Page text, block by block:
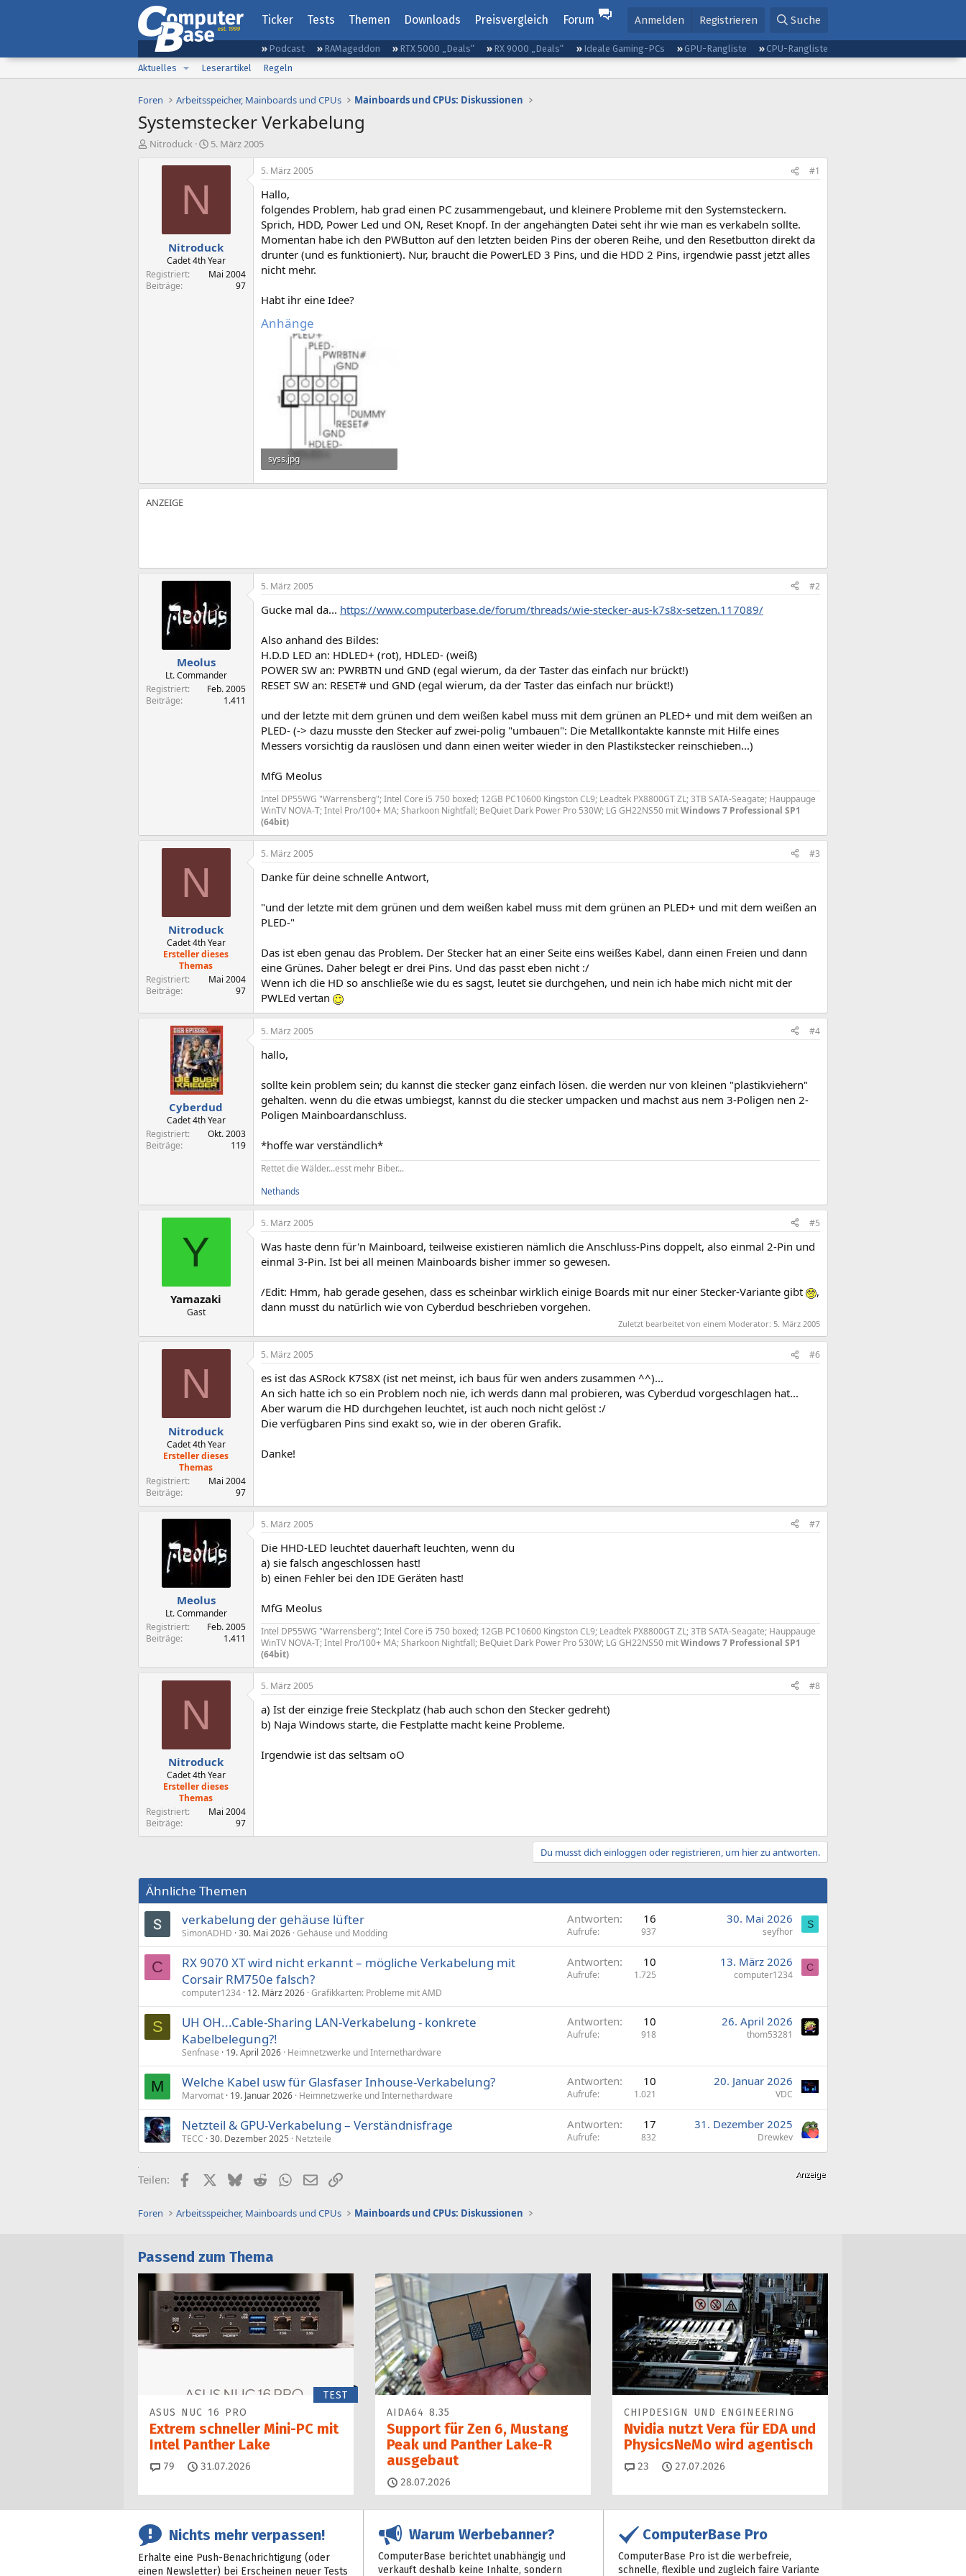
Ticker Tests Themen Downloads Preisvergleich Forum Anmelden Registrieren Suche
Podcast RAMageddon RTX 5000 „Deals“ RX 9000 „Deals“ Ideale Gaming-PCs GPU-Rangliste
CPU-Rangliste
Aktuelles
Leserartikel Regeln
Foren Arbeitsspeicher, Mainboards und CPUs Mainboards und CPUs: Diskussionen
Systemstecker Verkabelung
E
Nitroduck
E
s
t
a
m
5. März 2005
N
Nitroduck
Cadet 4th Year
Registriert
Mai 2004
Beiträge
97
5. März 2005 #1
Hallo,
folgendes Problem, hab grad einen PC zusammengebaut, und kleinere Probleme mit den Systemsteckern.
Sprich, HDD, Power Led und ON, Reset Knopf. In der angehängten Datei seht ihr wie man es verkabeln sollte.
Momentan habe ich den PWButton auf den letzten beiden Pins der oberen Reihe, und den Resetbutton direkt da
drunter (und es funktioniert). Nur, braucht die PowerLED 3 Pins, und die HDD 2 Pins, irgendwie passt jetzt alles
nicht mehr.
Habt ihr eine Idee?
Anhänge
syss.jpg
5,4 KB · Aufrufe: 226
Meolus
Lt. Commander
Registriert
Feb. 2005
Beiträge
1.411
5. März 2005 #2
Gucke mal da... https://www.computerbase.de/forum/threads/wie-stecker-aus-k7s8x-setzen.117089/
Also anhand des Bildes:
H.D.D LED an: HDLED+ (rot), HDLED- (weiß)
POWER SW an: PWRBTN und GND (egal wierum, da der Taster das einfach nur brückt!)
RESET SW an: RESET# und GND (egal wierum, da der Taster das einfach nur brückt!)
und der letzte mit dem grünen und dem weißen kabel muss mit dem grünen an PLED+ und mit dem weißen an
PLED- (-> dazu musste den Stecker auf zwei-polig "umbauen": Die Metallkontakte kannste mit Hilfe eines
Messers vorsichtig da rauslösen und dann einen weiter wieder in den Plastikstecker reinschieben...)
MfG Meolus
Intel DP55WG "Warrensberg"; Intel Core i5 750 boxed; 12GB PC10600 Kingston CL9; Leadtek PX8800GT ZL; 3TB SATA-Seagate; Hauppauge
WinTV NOVA-T; Intel Pro/100+ MA; Sharkoon Nightfall; BeQuiet Dark Power Pro 530W; LG GH22NS50 mitWindows 7 Professional SP1
(64bit)
N
Nitroduck
Cadet 4th Year
Ersteller dieses
Themas
Registriert
Mai 2004
Beiträge
97
5. März 2005 #3
Danke für deine schnelle Antwort,
"und der letzte mit dem grünen und dem weißen kabel muss mit dem grünen an PLED+ und mit dem weißen an
PLED-"
Das ist eben genau das Problem. Der Stecker hat an einer Seite eins weißes Kabel, dann einen Freien und dann
eine Grünes. Daher belegt er drei Pins. Und das passt eben nicht :/
Wenn ich die HD so anschließe wie du es sagst, leutet sie durchgehen, und nein ich habe mich nicht mit der
PWLEd vertan
Cyberdud
Cadet 4th Year
Registriert
Okt. 2003
Beiträge
119
5. März 2005 #4
hallo,
sollte kein problem sein; du kannst die stecker ganz einfach lösen. die werden nur von kleinen "plastikviehern"
gehalten. wenn du die etwas umbiegst, kannst du die stecker umpacken und machst aus nem 3-Poligen nen 2-
Poligen Mainboardanschluss.
*hoffe war verständlich*
Rettet die Wälder...esst mehr Biber...
Nethands
Y
Yamazaki
Gast
5. März 2005 #5
Was haste denn für'n Mainboard, teilweise existieren nämlich die Anschluss-Pins doppelt, also einmal 2-Pin und
einmal 3-Pin. Ist bei all meinen Mainboards bisher immer so gewesen.
/Edit: Hmm, hab gerade gesehen, dass es scheinbar wirklich einige Boards mit nur einer Stecker-Variante gibt
,
dann musst du natürlich wie von Cyberdud beschrieben vorgehen.
Zuletzt bearbeitet von einem Moderator: 5. März 2005
N
Nitroduck
Cadet 4th Year
Ersteller dieses
Themas
Registriert
Mai 2004
Beiträge
97
5. März 2005 #6
es ist das ASRock K7S8X (ist net meinst, ich baus für wen anders zusammen ^^)...
An sich hatte ich so ein Problem noch nie, ich werds dann mal probieren, was Cyberdud vorgeschlagen hat...
Aber warum die HD durchgehen leuchtet, ist auch noch nicht gelöst :/
Die verfügbaren Pins sind exakt so, wie in der oberen Grafik.
Danke!
Meolus
Lt. Commander
Registriert
Feb. 2005
Beiträge
1.411
5. März 2005 #7
Die HHD-LED leuchtet dauerhaft leuchten, wenn du
a) sie falsch angeschlossen hast!
b) einen Fehler bei den IDE Geräten hast!
MfG Meolus
Intel DP55WG "Warrensberg"; Intel Core i5 750 boxed; 12GB PC10600 Kingston CL9; Leadtek PX8800GT ZL; 3TB SATA-Seagate; Hauppauge
WinTV NOVA-T; Intel Pro/100+ MA; Sharkoon Nightfall; BeQuiet Dark Power Pro 530W; LG GH22NS50 mitWindows 7 Professional SP1
(64bit)
N
Nitroduck
Cadet 4th Year
Ersteller dieses
Themas
Registriert
Mai 2004
Beiträge
97
5. März 2005 #8
a) Ist der einzige freie Steckplatz (hab auch schon den Stecker gedreht)
b) Naja Windows starte, die Festplatte macht keine Probleme.
Irgendwie ist das seltsam oO
Du musst dich einloggen oder registrieren, um hier zu antworten.
Ähnliche Themen
verkabelung der gehäuse lüfter
SimonADHD 30. Mai 2026 Gehäuse und Modding
Antworten 16
Aufrufe 937
30. Mai 2026
seyfhor
S
C
RX 9070 XT wird nicht erkannt – mögliche Verkabelung mit
Corsair RM750e falsch?
computer1234 12. März 2026 Grafikkarten: Probleme mit AMD
Antworten 10
Aufrufe 1.725
13. März 2026
computer1234
C
S
UH OH...Cable-Sharing LAN-Verkabelung - konkrete
Kabelbelegung?!
Senfnase 19. April 2026 Heimnetzwerke und Internethardware
Antworten 10
Aufrufe 918
26. April 2026
thom53281
M Welche Kabel usw für Glasfaser Inhouse-Verkabelung?
Marvomat 19. Januar 2026 Heimnetzwerke und Internethardware
Antworten 10
Aufrufe 1.021
20. Januar 2026
VDC
Netzteil & GPU-Verkabelung – Verständnisfrage
TECC 30. Dezember 2025 Netzteile
Antworten 17
Aufrufe 832
31. Dezember 2025
Drewkev
Teilen: FacebookX (Twitter)
BlueskyRedditWhatsApp
E-MailLink
Foren Arbeitsspeicher, Mainboards und CPUs Mainboards und CPUs: Diskussionen
Passend zum Thema
TEST
ASUS NUC 16 PRO
Extrem schneller Mini-PC mit
Intel Panther Lake
79 Kommentare
31.07.2026
AIDA64 8.35
Support für Zen 6, Mustang
Peak und Panther Lake-R
ausgebaut
28.07.2026
CHIPDESIGN UND ENGINEERING
Nvidia nutzt Vera für EDA und
PhysicsNeMo wird agentisch
23 Kommentare
27.07.2026
Nichts mehr verpassen!
Erhalte eine Push-Benachrichtigung (oder
einen Newsletter) bei Erscheinen neuer Tests
Warum Werbebanner?
ComputerBase berichtet unabhängig und
verkauft deshalb keine Inhalte, sondern
ComputerBase Pro
ComputerBase Pro ist die werbefreie,
schnelle, flexible und zugleich faire Variante